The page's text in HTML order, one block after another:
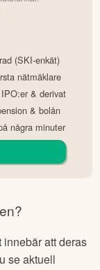
(SKI-enkät)
nätmäklare
& derivat
& bolån
några minuter
innebär att deras
se aktuell